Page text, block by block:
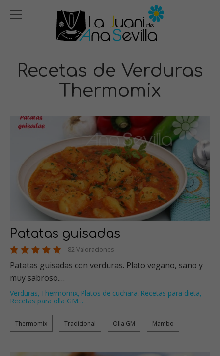
Recetas de Verduras
Thermomix
Patatas guisadas
82 Valoraciones
Patatas guisadas con verduras. Plato vegano, sano y
muy sabroso.…
Verduras, Thermomix, Platos de cuchara, Recetas para dieta,
Recetas para olla GM…
Thermomix Tradicional Olla GM Mambo